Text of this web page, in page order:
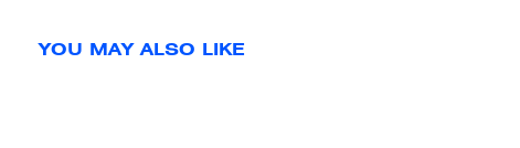
YOU MAY ALSO LIKE